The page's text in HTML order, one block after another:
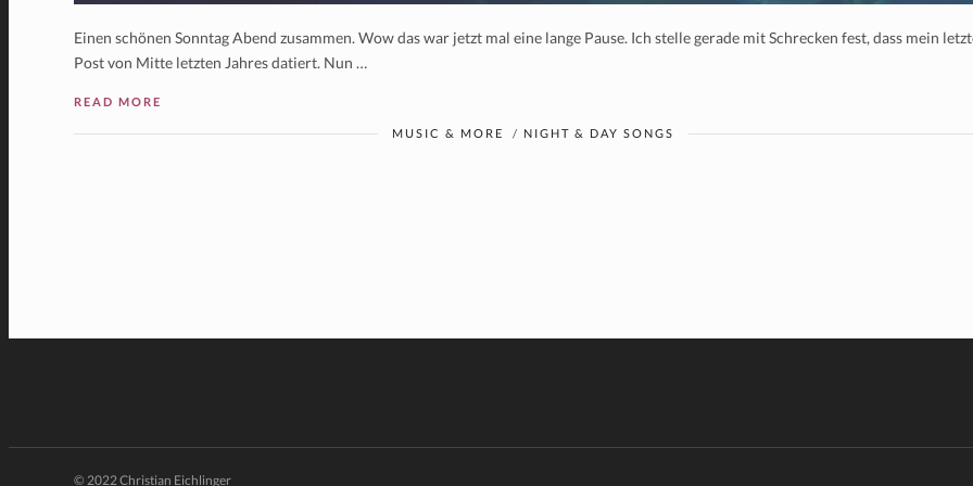
Einen schönen Sonntag Abend zusammen. Wow das war jetzt mal eine lange Pause. Ich stelle gerade mit Schrecken fest, dass mein
Post von Mitte letzten Jahres datiert. Nun …
READ MORE
MUSIC & MORE / NIGHT & DAY SONGS
© 2022 Christian Eichlinger